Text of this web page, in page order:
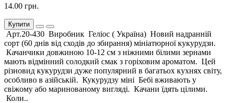
14.00 грн.
Купити
Арт.20-430 Виробник Геліос ( Україна) Новий надранній
сорт (60 днів від сходів до збирання) мініатюрної кукурудзи.
Качанчики довжиною 10-12 см з ніжними білими зернами
мають відмінний солодкий смак з горіховим ароматом. Цей
різновид кукурудзи дуже популярний в багатьох кухнях світу,
особливо в азійській. Кукурудзу міні Бебі вживають у
свіжому або маринованому вигляді. Качани їдять цілими.
Коли..